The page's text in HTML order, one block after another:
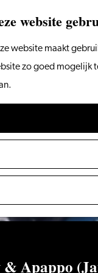
website
website maakt
zo goed mogelijk
activiteit is niet
Apappo